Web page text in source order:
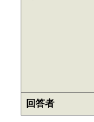
回答者